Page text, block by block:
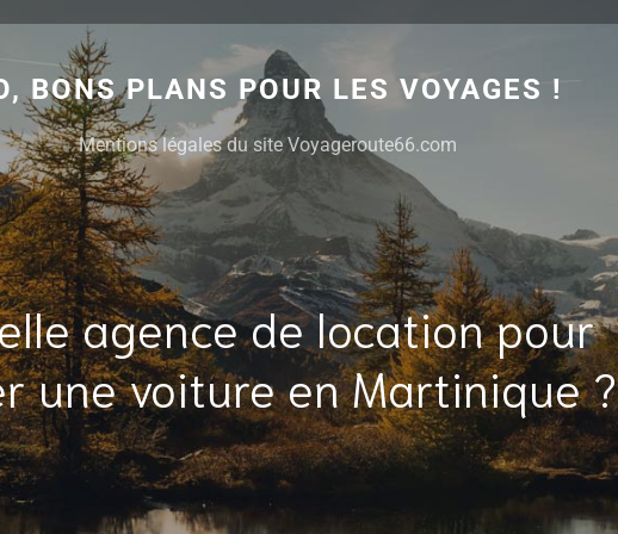
BONS PLANS POUR LES VOYAGES !
Mentions légales du site Voyageroute66.com
agence de location pour
une voiture en Martinique ?